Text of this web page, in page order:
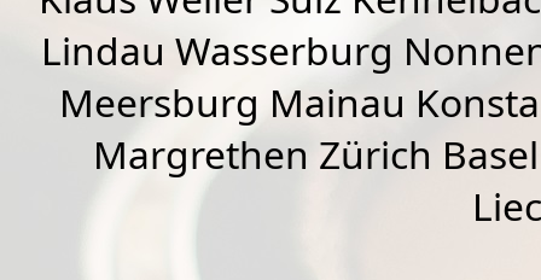
Lindau Wasserburg
Meersburg Mainau
Margrethen Zürich